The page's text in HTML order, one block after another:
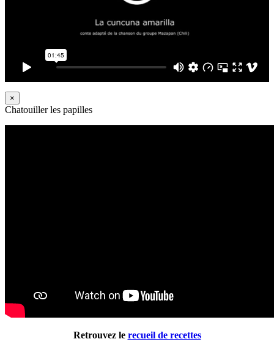
×
Chatouiller les papilles
Retrouvez le recueil de recettes